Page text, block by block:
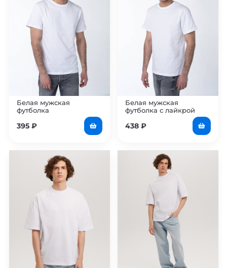
Белая мужская
футболка
395 ₽
Белая мужская
футболка с лайкрой
438 ₽